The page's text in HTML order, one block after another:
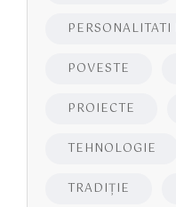
POVESTE
PROIECTE
TEHNOLOGIE
TRADIȚIE